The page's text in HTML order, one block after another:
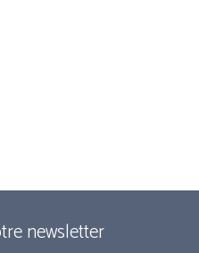
newsletter